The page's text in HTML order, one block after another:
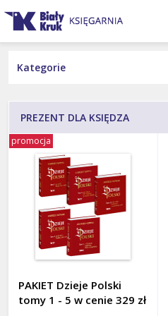
NASI AUTORZY
Karol
Nawrocki
KSIĄŻKI
Wydania Obcojęzyczne
Książka z autografem
Kategorie
Autorzy
Na prezent
Prezent dla babci i dziadka
Prezent dla dziecka
Prezent dla księdza
PREZENT DLA KSIĘDZA
PAKIET Dzieje Polski
tomy 1 - 5 w cenie 329 zł
promocja